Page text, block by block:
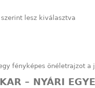
lesz kiválasztva
fényképes önéletrajzot a
– NYÁRI